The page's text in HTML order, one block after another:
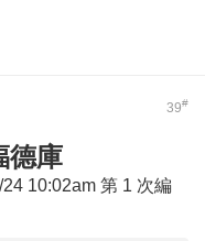
39#
德庫
10:02am 第 1 次編